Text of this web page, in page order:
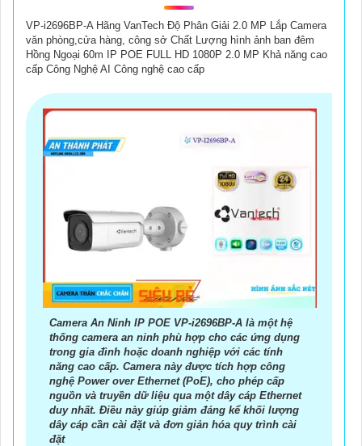
VP-i2696BP-A Hãng VanTech Độ Phân Giải 2.0 MP Lắp Camera
văn phòng,cửa hàng, công sở Chất Lượng hình ảnh ban đêm
Hồng Ngoại 60m IP POE FULL HD 1080P 2.0 MP Khả năng cao
cấp Công Nghệ AI Công nghệ cao cấp
Camera An Ninh IP POE VP-i2696BP-A là một hệ
thống camera an ninh phù hợp cho các ứng dụng
trong gia đình hoặc doanh nghiệp với các tính
năng cao cấp. Camera này được tích hợp công
nghệ Power over Ethernet (PoE), cho phép cấp
nguồn và truyền dữ liệu qua một dây cáp Ethernet
duy nhất. Điều này giúp giảm đáng kể khối lượng
dây cáp cần cài đặt và đơn giản hóa quy trình cài
đặt